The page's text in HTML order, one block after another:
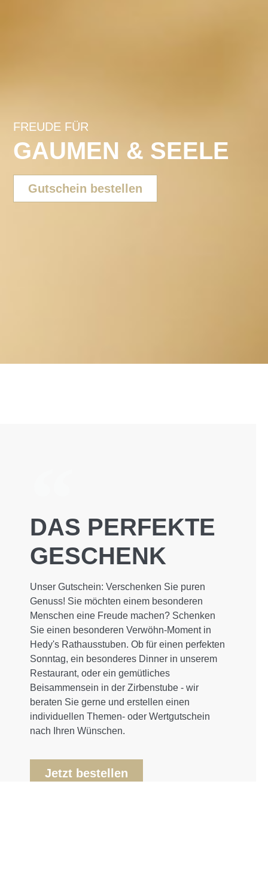
FREUDE FÜR
GAUMEN & SEELE
Gutschein bestellen
DAS PERFEKTE
GESCHENK
Unser Gutschein: Verschenken Sie puren
Genuss! Sie möchten einem besonderen
Menschen eine Freude machen? Schenken
Sie einen besonderen Verwöhn-Moment in
Hedy's Rathausstuben. Ob für einen perfekten
Sonntag, ein besonderes Dinner in unserem
Restaurant, oder ein gemütliches
Beisammensein in der Zirbenstube - wir
beraten Sie gerne und erstellen einen
individuellen Themen- oder Wertgutschein
nach Ihren Wünschen.
Jetzt bestellen